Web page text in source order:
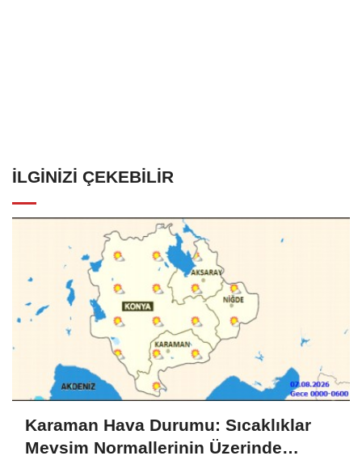
İLGINIZI ÇEKEBILIR
Karaman Hava Durumu: Sıcaklıklar
Mevsim Normallerinin Üzerinde